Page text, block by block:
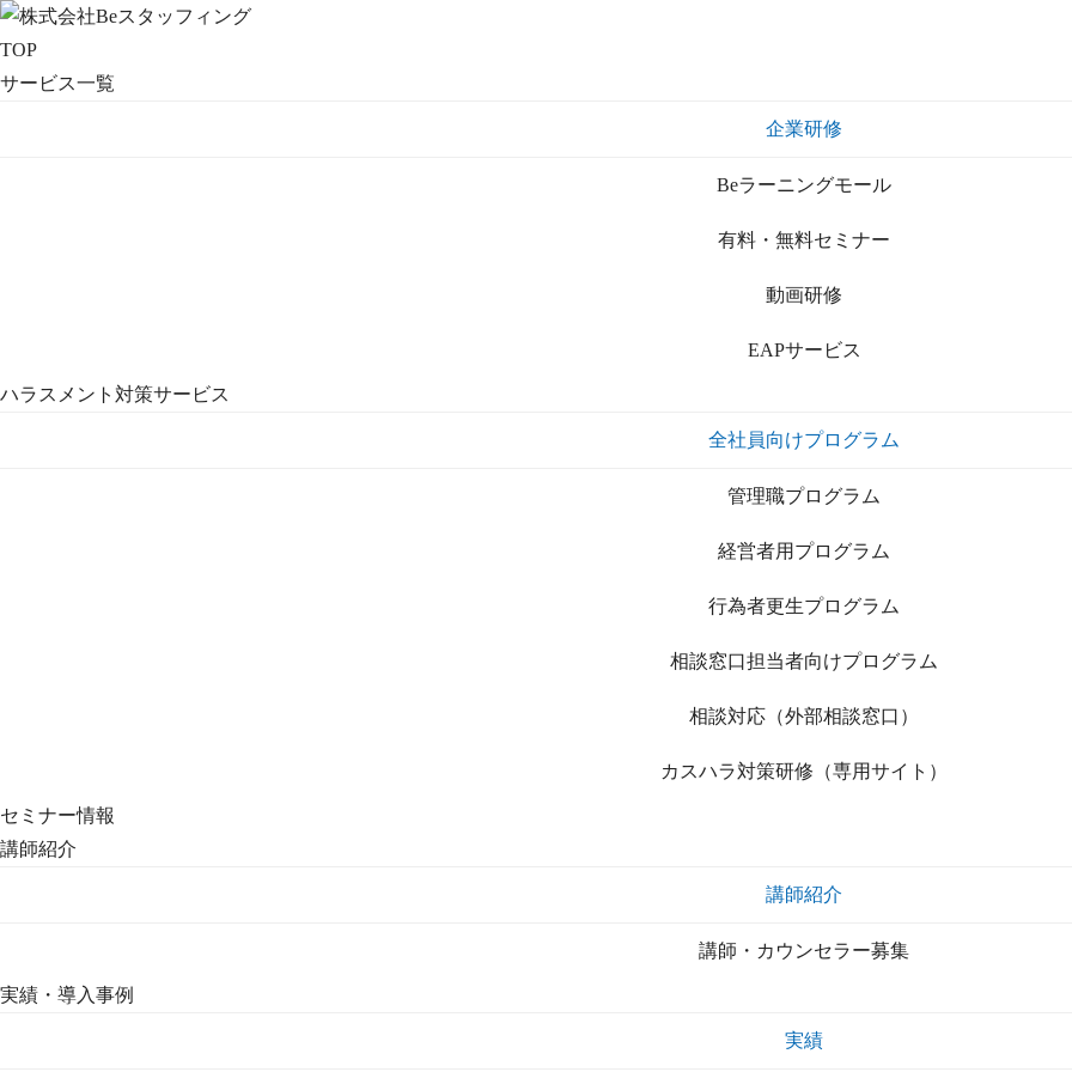
TOP
サービス一覧
企業研修
Beラーニングモール
有料・無料セミナー
動画研修
EAPサービス
ハラスメント対策サービス
全社員向けプログラム
管理職プログラム
経営者用プログラム
行為者更生プログラム
相談窓口担当者向けプログラム
相談対応（外部相談窓口）
カスハラ対策研修（専用サイト）
セミナー情報
講師紹介
講師紹介
講師・カウンセラー募集
実績・導入事例
実績